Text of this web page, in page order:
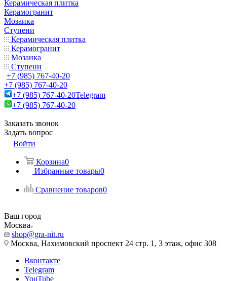
Керамическая плитка
Керамогранит
Мозаика
Ступени
Керамическая плитка
Керамогранит
Мозаика
Ступени
+7 (985) 767-40-20
+7 (985) 767-40-20
+7 (985) 767-40-20Telegram
+7 (985) 767-40-20
Заказать звонок
Задать вопрос
Войти
Корзина0
Избранные товары0
Сравнение товаров0
Ваш город
Москва
shop@gra-nit.ru
Москва, Нахимовский проспект 24 стр. 1, 3 этаж, офис 308
Вконтакте
Telegram
YouTube